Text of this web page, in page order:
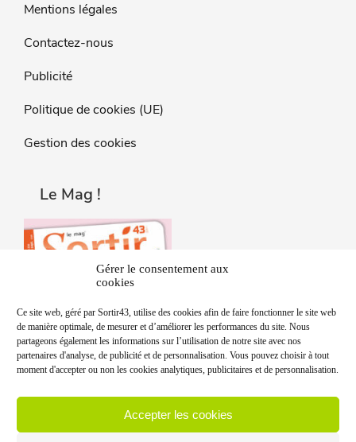
Gérer le consentement aux
cookies
Ce site web, géré par Sortir43, utilise des cookies afin de faire fonctionner le site web
de manière optimale, de mesurer et d’améliorer les performances du site. Nous
partageons également les informations sur l’utilisation de notre site avec nos
partenaires d'analyse, de publicité et de personnalisation. Vous pouvez choisir à tout
moment d'accepter ou non les cookies analytiques, publicitaires et de personnalisation.
Accepter les cookies
Mentions légales
Contactez-nous
Publicité
Politique de cookies (UE)
Gestion des cookies
Le Mag !